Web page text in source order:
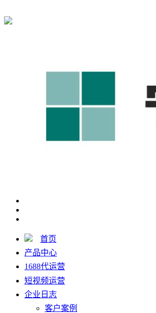
首页
产品中心
1688代运营
短视频运营
企业日志
客户案例